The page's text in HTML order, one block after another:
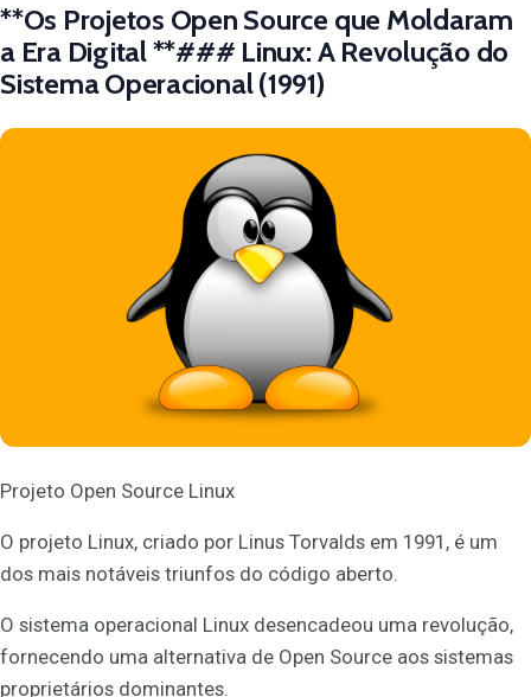
**Os Projetos Open Source que Moldaram
a Era Digital **### Linux: A Revolução do
Sistema Operacional (1991)
Projeto Open Source Linux
O projeto Linux, criado por Linus Torvalds em 1991, é um
dos mais notáveis triunfos do código aberto.
O sistema operacional Linux desencadeou uma revolução,
fornecendo uma alternativa de Open Source aos sistemas
proprietários dominantes.